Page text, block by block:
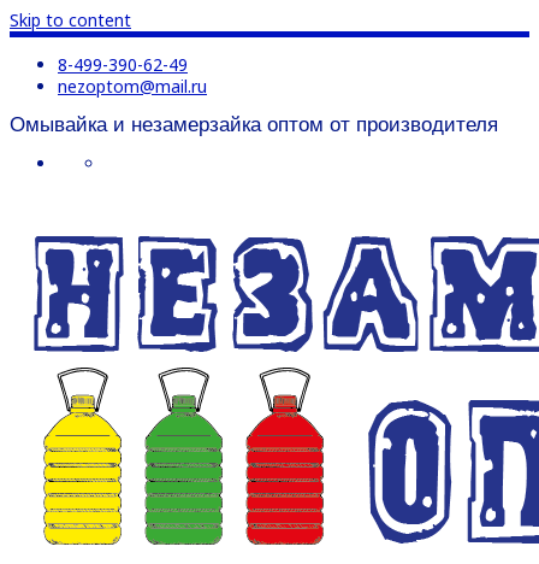
Skip to content
8-499-390-62-49
nezoptom@mail.ru
Омывайка и незамерзайка оптом от производителя